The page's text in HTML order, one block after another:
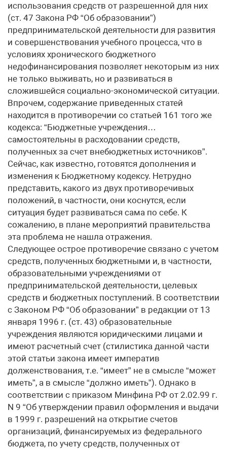
использования средств от разрешенной для них
(ст. 47 Закона РФ “Об образовании”)
предпринимательской деятельности для развития
и совершенствования учебного процесса, что в
условиях хронического бюджетного
недофинансирования позволяет некоторым из них
не только выживать, но и развиваться в
сложившейся социально-экономической ситуации.
Впрочем, содержание приведенных статей
находится в противоречии со статьей 161 того же
кодекса: “Бюджетные учреждения…
самостоятельны в расходовании средств,
полученных за счет внебюджетных источников”.
Сейчас, как известно, готовятся дополнения и
изменения к Бюджетному кодексу. Нетрудно
представить, какого из двух противоречивых
положений, в частности, они коснутся, если
ситуация будет развиваться сама по себе. К
сожалению, в плане мероприятий правительства
эта проблема не нашла отражения.
Следующее острое противоречие связано с учетом
средств, полученных бюджетными и, в частности,
образовательными учреждениями от
предпринимательской деятельности, целевых
средств и бюджетных поступлений. В соответствии
с Законом РФ “Об образовании” в редакции от 13
января 1996 г. (ст. 43) образовательные
учреждения являются юридическими лицами и
имеют расчетный счет (стилистика данной части
этой статьи закона имеет императив
долженствования, т.е. “имеет” не в смысле “может
иметь”, а в смысле “должно иметь”). Однако в
соответствии с приказом Минфина РФ от 2.02.99 г.
N 9 “Об утверждении правил оформления и выдачи
в 1999 г. разрешений на открытие счетов
организаций, финансируемых из федерального
бюджета, по учету средств, полученных от